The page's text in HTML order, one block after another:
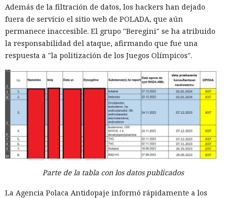
Además de la filtración de datos, los hackers han dejado
fuera de servicio el sitio web de POLADA, que aún
permanece inaccesible. El grupo "Beregini" se ha atribuido
la responsabilidad del ataque, afirmando que fue una
respuesta a "la politización de los Juegos Olímpicos".
Parte de la tabla con los datos publicados
La Agencia Polaca Antidopaje informó rápidamente a los